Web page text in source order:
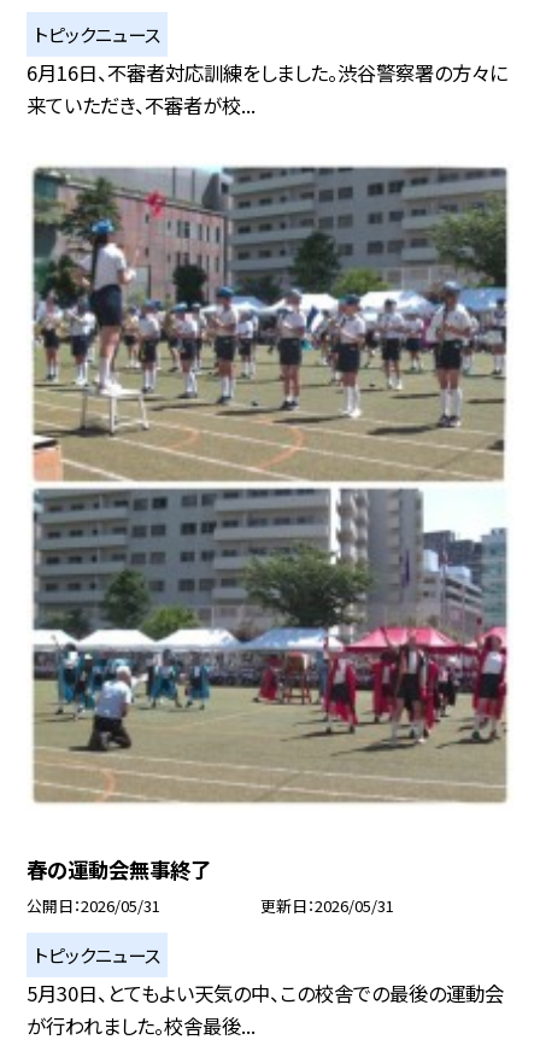
トピックニュース
6月16日、不審者対応訓練をしました。渋谷警察署の方々に
来ていただき、不審者が校...
春の運動会無事終了
公開日 2026/05/31 更新日 2026/05/31
トピックニュース
5月30日、とてもよい天気の中、この校舎での最後の運動会
が行われました。校舎最後...